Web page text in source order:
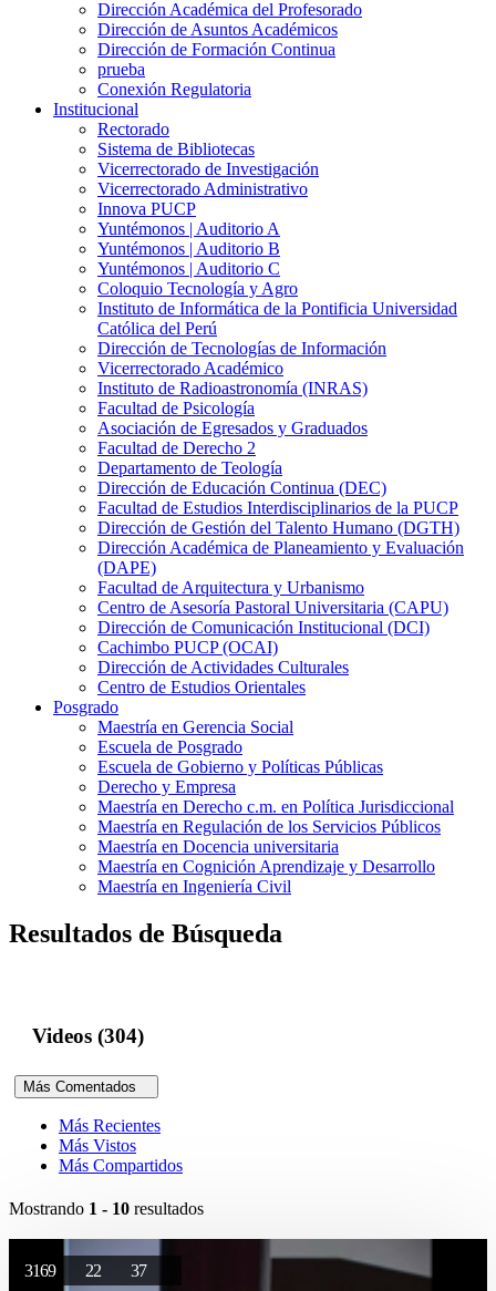
Dirección Académica del Profesorado
Dirección de Asuntos Académicos
Dirección de Formación Continua
prueba
Conexión Regulatoria
Institucional
Rectorado
Sistema de Bibliotecas
Vicerrectorado de Investigación
Vicerrectorado Administrativo
Innova PUCP
Yuntémonos | Auditorio A
Yuntémonos | Auditorio B
Yuntémonos | Auditorio C
Coloquio Tecnología y Agro
Instituto de Informática de la Pontificia Universidad
Católica del Perú
Dirección de Tecnologías de Información
Vicerrectorado Académico
Instituto de Radioastronomía (INRAS)
Facultad de Psicología
Asociación de Egresados y Graduados
Facultad de Derecho 2
Departamento de Teología
Dirección de Educación Continua (DEC)
Facultad de Estudios Interdisciplinarios de la PUCP
Dirección de Gestión del Talento Humano (DGTH)
Dirección Académica de Planeamiento y Evaluación
(DAPE)
Facultad de Arquitectura y Urbanismo
Centro de Asesoría Pastoral Universitaria (CAPU)
Dirección de Comunicación Institucional (DCI)
Cachimbo PUCP (OCAI)
Dirección de Actividades Culturales
Centro de Estudios Orientales
Posgrado
Maestría en Gerencia Social
Escuela de Posgrado
Escuela de Gobierno y Políticas Públicas
Derecho y Empresa
Maestría en Derecho c.m. en Política Jurisdiccional
Maestría en Regulación de los Servicios Públicos
Maestría en Docencia universitaria
Maestría en Cognición Aprendizaje y Desarrollo
Maestría en Ingeniería Civil
Resultados de Búsqueda
Videos (304)
Más Comentados
Más Recientes
Más Vistos
Más Compartidos
Mostrando 1 - 10 resultados
3169 22 37